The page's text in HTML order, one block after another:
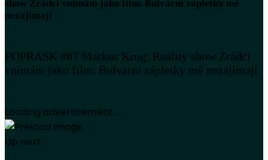
show Zrádci vnímám jako film. Bulvární zápletky mě
nezajímají
POPRASK #87 Markus Krug: Reality show Zrádci
vnímám jako film. Bulvární zápletky mě nezajímají
Loading advertisement...
Up next